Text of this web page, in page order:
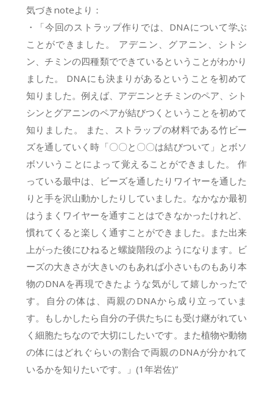
気づきnoteより：
・「今回のストラップ作りでは、DNAについて学ぶ
ことができました。 アデニン、グアニン、シトシ
ン、チミンの四種類でできているということがわかり
ました。 DNAにも決まりがあるということを初めて
知りました。例えば、アデニンとチミンのペア、シト
シンとグアニンのペアが結びつくということを初めて
知りました。 また、ストラップの材料である竹ビー
ズを通していく時「〇〇と〇〇は結びついて」とボソ
ボソいうことによって覚えることができました。 作
っている最中は、ビーズを通したりワイヤーを通した
りと手を沢山動かしたりしていました。なかなか最初
はうまくワイヤーを通すことはできなかったけれど、
慣れてくると楽しく通すことができました。また出来
上がった後にひねると螺旋階段のようになります。ビ
ーズの大きさが大きいのもあれば小さいものもあり本
物のDNAを再現できたような気がして嬉しかったで
す。自分の体は、両親のDNAから成り立っていま
す。もしかしたら自分の子供たちにも受け継がれてい
く細胞たちなので大切にしたいです。また植物や動物
の体にはどれぐらいの割合で両親のDNAが分かれて
いるかを知りたいです。」(1年岩佐)”